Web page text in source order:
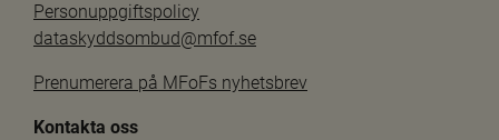
Personuppgiftspolicy
dataskyddsombud@mfof.se
Prenumerera på MFoFs nyhetsbrev
Kontakta oss